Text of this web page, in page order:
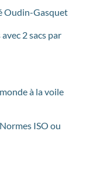
Oudin-Gasquet
2 sacs par
à la voile
ISO ou